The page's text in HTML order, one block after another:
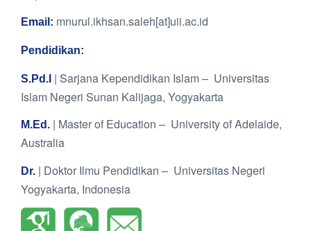
Email: mnurul.ikhsan.saleh[at]uii.ac.id
Pendidikan:
S.Pd.I | Sarjana Kependidikan Islam – Universitas
Islam Negeri Sunan Kalijaga, Yogyakarta
M.Ed. | Master of Education – University of Adelaide,
Australia
Dr. | Doktor Ilmu Pendidikan – Universitas Negeri
Yogyakarta, Indonesia